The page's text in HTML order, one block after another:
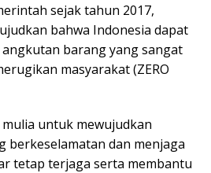
sejak tahun 2017,
bahwa Indonesia dapat
barang yang sangat
masyarakat (ZERO
untuk mewujudkan
berkeselamatan dan menjaga
tetap terjaga serta membantu